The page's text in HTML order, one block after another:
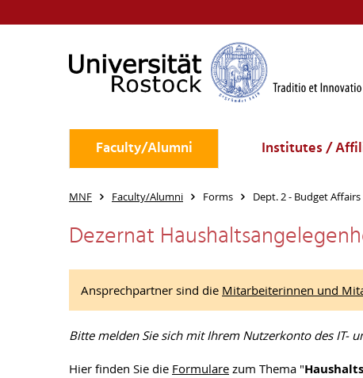
Faculty/Alumni Institutes /
MNF Faculty/Alumni Forms Dept. 2 - Budget
Dezernat
Ansprechpartner sind die Mitarbeiterinnen und
Bitte melden Sie sich mit Ihrem Nutzerkonto des IT-
Hier finden Sie die Formulare zum Thema "